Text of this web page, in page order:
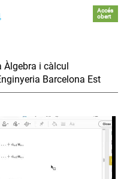
Accés
obert
Àlgebra i càlcul
Barcelona Est